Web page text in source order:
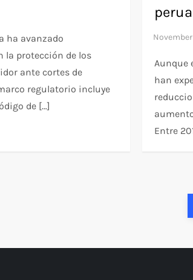
ha avanzado
la protección de los
ante cortes de
regulatorio incluye
de […]
Aunque
han
Entre